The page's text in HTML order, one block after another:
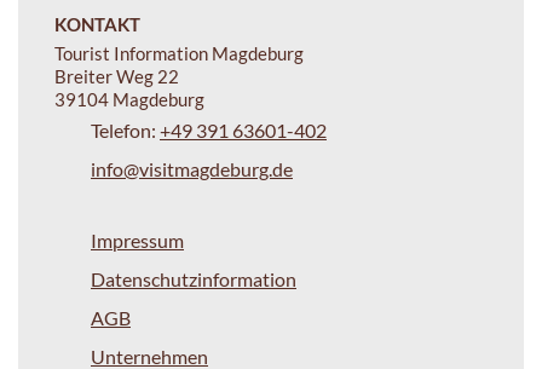
KONTAKT
Tourist Information Magdeburg
Breiter Weg 22
39104 Magdeburg
Telefon: +49 391 63601-402
info@visitmagdeburg.de
Impressum
Datenschutzinformation
AGB
Unternehmen